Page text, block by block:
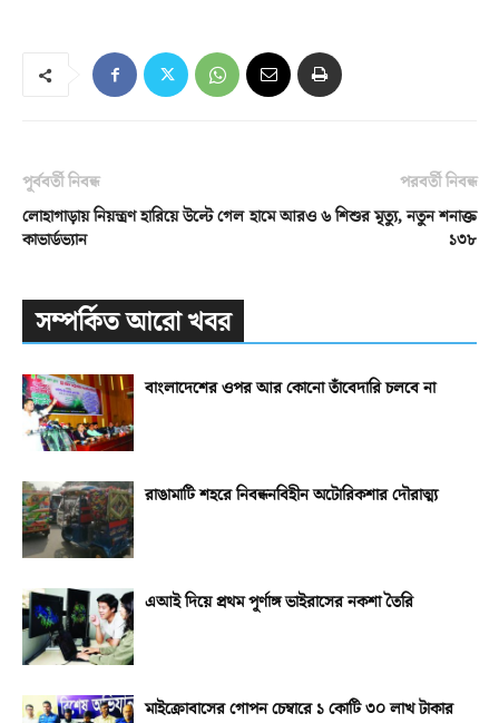
পূর্ববর্তী নিবন্ধ
লোহাগাড়ায় নিয়ন্ত্রণ হারিয়ে উল্টে গেল
কাভার্ডভ্যান
পরবর্তী নিবন্ধ
হামে আরও ৬ শিশুর মৃত্যু, নতুন শনাক্ত
১৩৮
সম্পর্কিত আরো খবর
বাংলাদেশের ওপর আর কোনো তাঁবেদারি চলবে না
রাঙামাটি শহরে নিবন্ধনবিহীন অটোরিকশার দৌরাত্ম্য
এআই দিয়ে প্রথম পূর্ণাঙ্গ ভাইরাসের নকশা তৈরি
মাইক্রোবাসের গোপন চেম্বারে ১ কোটি ৩০ লাখ টাকার